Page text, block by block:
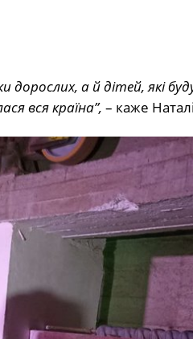
дорослих, а й дітей, які
вся країна”, – каже